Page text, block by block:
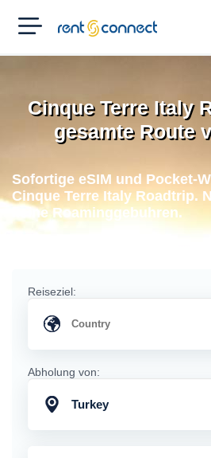
RENT'N
CONNECT
Cinque Terre Italy
gesamte Route
Sofortige eSIM und Pocket-
Cinque Terre Italy Roadtrip.
keine Roaminggebuhren.
Reiseziel:
Abholung von:
Turkey